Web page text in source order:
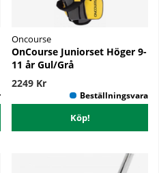
Oncourse
OnCourse Juniorset Höger 9-
11 år Gul/Grå
2249 Kr
Köp!